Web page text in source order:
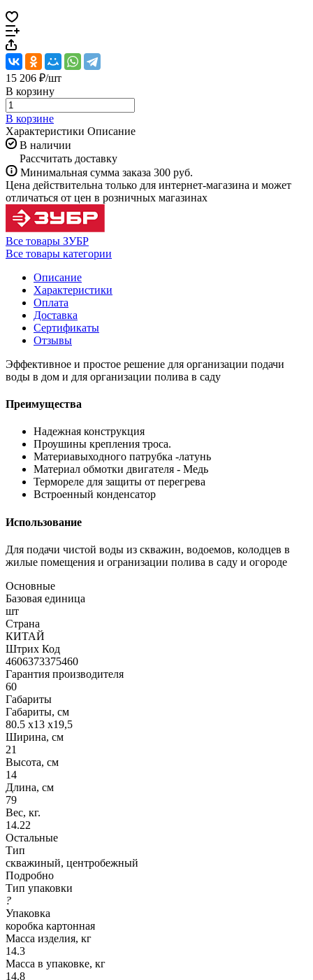
15 206 ₽/шт
В корзину
В корзине
Характеристики Описание
В наличии
Рассчитать доставку
Минимальная сумма заказа 300 руб.
Цена действительна только для интернет-магазина и может
отличаться от цен в розничных магазинах
Все товары ЗУБР
Все товары категории
Описание
Характеристики
Оплата
Доставка
Сертификаты
Отзывы
Эффективное и простое решение для организации подачи
воды в дом и для организации полива в саду
Преимущества
Надежная конструкция
Проушины крепления троса.
Материавыходного патрубка -латунь
Материал обмотки двигателя - Медь
Термореле для защиты от перегрева
Встроенный конденсатор
Использование
Для подачи чистой воды из скважин, водоемов, колодцев в
жилые помещения и огранизации полива в саду и огороде
Основные
Базовая единица
шт
Страна
КИТАЙ
Штрих Код
4606373375460
Гарантия производителя
60
Габариты
Габариты, см
80.5 х13 х19,5
Ширина, см
21
Высота, см
14
Длина, см
79
Вес, кг.
14.22
Остальные
Тип
скважиный, центробежный
Подробно
Тип упаковки
?
Упаковка
коробка картонная
Масса изделия, кг
14.3
Масса в упаковке, кг
14.8